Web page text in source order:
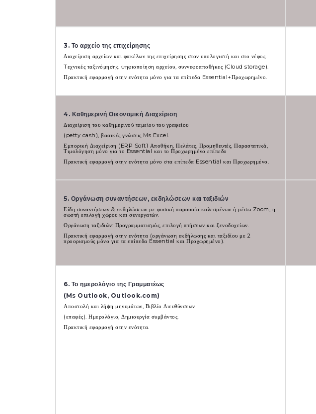
3. Το αρχείο της επιχείρησης
Διαχείριση αρχείων και φακέλων της επιχείρησης στον υπολογιστή και στο νέφος.
Tεχνικές ταξινόμησης. ψηφιοποίηση αρχείου, συννεφοαποθήκες (Cloud storage).
Πρακτική εφαρμογή στην ενότητα μόνο για τα επίπεδα Essential+Προχωρημένο.
4. Καθημερινή Οικονομική Διαχείριση
Διαχείριση του καθημερινού ταμείου του γραφείου
(petty cash), βασικές γνώσεις Ms Excel.
Εμπορική Διαχείριση (ERP Soft1 Αποθήκη, Πελάτες, Προμηθευτές, Παραστατικά,
Τιμολόγηση μόνο για το Essential και το Προχωρημένο επίπεδο
Πρακτική εφαρμογή στην ενότητα μόνο στα επίπεδα Essential και Προχωρημένο.
5. Οργάνωση συναντήσεων, εκδηλώσεων και ταξιδιών
Είδη συναντήσεων & εκδηλώσεων με φυσική παρουσία καλεσμένων ή μέσω Zoom, η
σωστή επιλογή χώρου και συνεργατών.
Οργάνωση ταξιδιών: Προγραμματισμός, επιλογή πτήσεων και ξενοδοχείων.
Πρακτική εφαρμογή στην ενότητα (οργάνωση εκδήλωσης και ταξιδίου με 2
προορισμούς μόνο για τα επίπεδα Essential και Προχωρημένο).
6. Το ημερολόγιο της Γραμματέως
(Ms Outlook, Outlook.com)
Αποστολή και λήψη μηνυμάτων, Βιβλίο Διευθύνσεων
(επαφές). Ημερολόγιο, Δημιουργία συμβάντος.
Πρακτική εφαρμογή στην ενότητα.